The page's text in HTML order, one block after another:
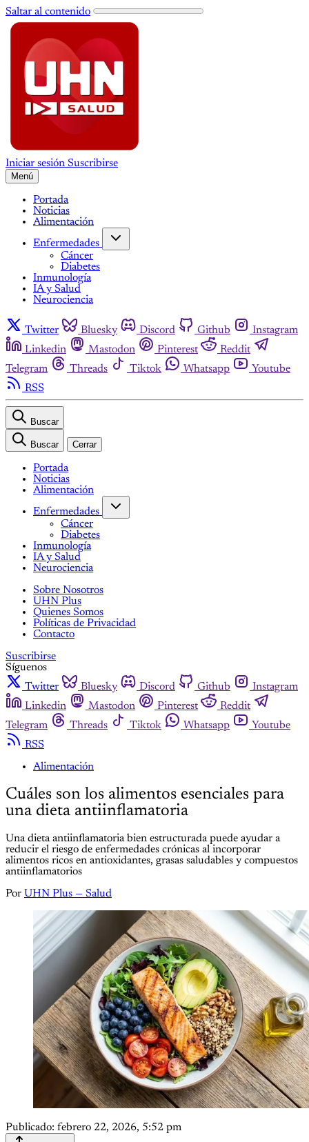
Saltar al contenido
Iniciar sesión Suscribirse
Menú
Portada
Noticias
Alimentación
Enfermedades
Cáncer
Diabetes
Inmunología
IA y Salud
Neurociencia
Twitter Bluesky Discord Github
Instagram
Linkedin
Mastodon Pinterest
Reddit
Telegram
Threads Tiktok Whatsapp
Youtube
RSS
Buscar
Buscar Cerrar
Portada
Noticias
Alimentación
Enfermedades
Cáncer
Diabetes
Inmunología
IA y Salud
Neurociencia
Sobre Nosotros
UHN Plus
Quienes Somos
Políticas de Privacidad
Contacto
Suscribirse
Síguenos
Twitter
Bluesky Discord Github
Instagram
Linkedin
Mastodon Pinterest
Reddit
Telegram
Threads Tiktok Whatsapp
Youtube
RSS
Alimentación
Cuáles son los alimentos esenciales para
una dieta antiinflamatoria
Una dieta antiinflamatoria bien estructurada puede ayudar a
reducir el riesgo de enfermedades crónicas al incorporar
alimentos ricos en antioxidantes, grasas saludables y compuestos
antiinflamatorios
Por UHN Plus — Salud
Publicado: febrero 22, 2026, 5:52 pm